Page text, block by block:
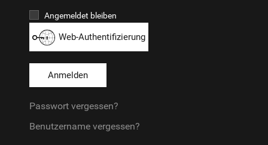
Angemeldet bleiben
Web-Authentifizierung
Anmelden
Passwort vergessen?
Benutzername vergessen?